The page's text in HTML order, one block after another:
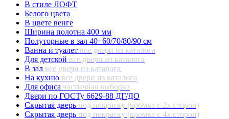
В стиле ЛОФТ
Белого цвета
В цвете венге
Ширина полотна 400 мм
Полуторные в зал 40+60/70/80/90 см
Ванна и туалет все двери из каталога
Для детской все двери из каталога
В зал все двери из каталога
На кухню все двери из каталога
Для офиса частичная выборка
Двери по ГОСТу 6629-88 ДГ/ДО
Скрытая дверь под покраску (кромка с 2х сторон)
Скрытая дверь под покраску (кромка с 4х сторон)